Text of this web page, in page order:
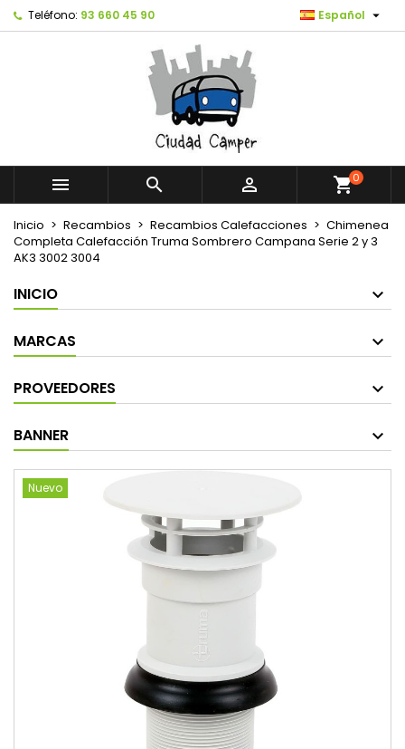
Teléfono: 93 660 45 90 Español 
   shopping_cart0
Inicio Recambios Recambios Calefacciones
Chimenea
Completa Calefacción Truma Sombrero Campana Serie 2 y 3
AK3 3002 3004
INICIO
MARCAS
PROVEEDORES
BANNER
Nuevo